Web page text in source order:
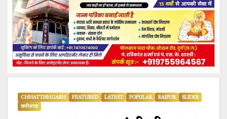
CHHATTISHGARH FEATURED LATEST POPULAR RAIPUR
SLIDER
छत्तीसगढ़